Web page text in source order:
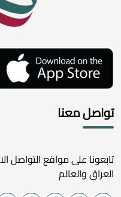
تواصل معنا
تابعونا على مواقع التواصل
العراق والعالم